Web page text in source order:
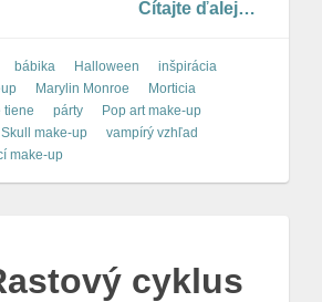
Čítajte ďalej…
bábika Halloween
inšpirácia
Marylin Monroe
Morticia
tiene párty
Pop art make-up
make-up
vampírý vzhľad
make-up
cyklus